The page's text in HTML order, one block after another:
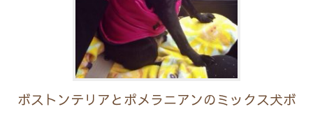
ボストンテリアとポメラニアンのミックス犬ボ